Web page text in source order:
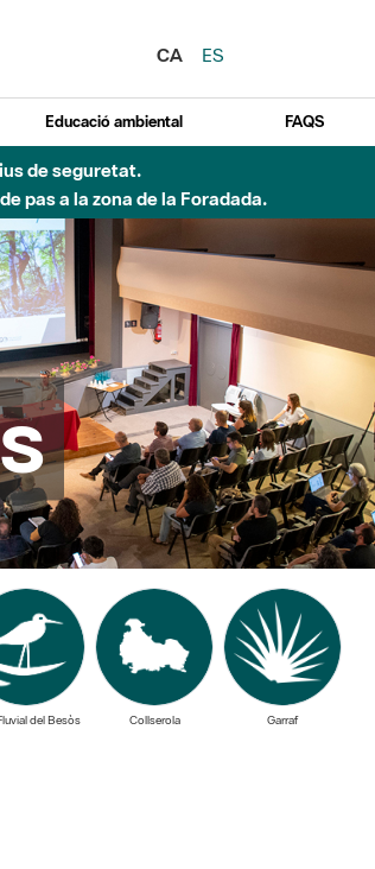
CA
ES
Educació ambiental FAQS
d'una passera sobre el riu
del Besòs